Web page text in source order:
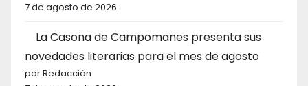
7 de agosto de 2026
La Casona de Campomanes presenta sus
novedades literarias para el mes de agosto
por Redacción